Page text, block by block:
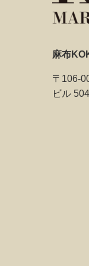
麻布
〒106-
ビル 504